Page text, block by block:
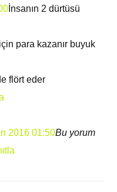
İnsanın 2 dürtüsü
para kazanır buyuk
flört eder
2016 01:50Bu yorum